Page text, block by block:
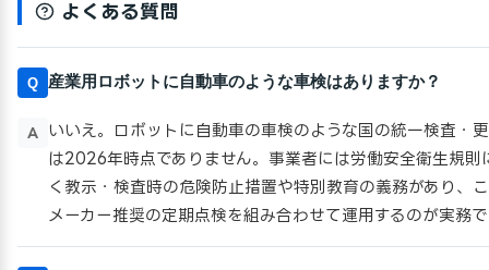
よくある質問
Q 産業用ロボットに自動車のような車検はありますか？
A
いいえ。ロボットに自動車の車検のような国の統一検査・
は2026年時点でありません。事業者には労働安全衛生規則
く教示・検査時の危険防止措置や特別教育の義務があり、
メーカー推奨の定期点検を組み合わせて運用するのが実務で